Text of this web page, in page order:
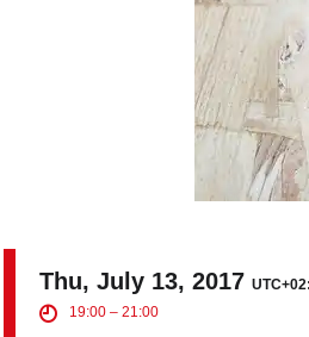
Thu, July 13, 2017
19:00 – 21:00